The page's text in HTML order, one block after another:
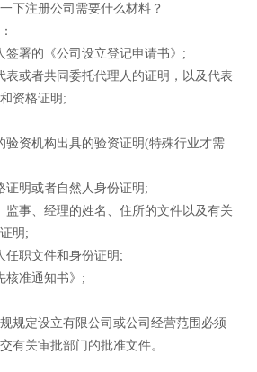
下注册公司需要什么材料？
署的《公司设立登记申请书》;
或者共同委托代理人的证明，以及代表
资格证明;
资机构出具的验资证明(特殊行业才需
明或者自然人身份证明;
事、经理的姓名、住所的文件以及有关
明;
职文件和身份证明;
准通知书》;
定设立有限公司或公司经营范围必须
有关审批部门的批准文件。